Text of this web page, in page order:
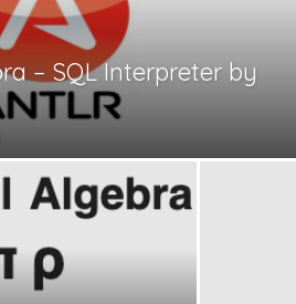
– SQL Interpreter by